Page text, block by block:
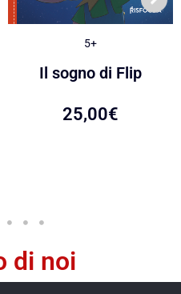
5+
Il sogno di Flip
25,00€
di noi